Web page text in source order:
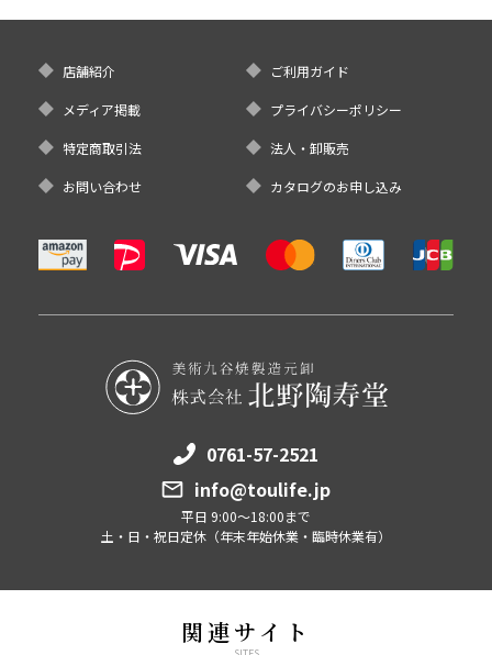
店舗紹介 ご利用ガイド
メディア掲載 プライバシーポリシー
特定商取引法 法人・卸販売
お問い合わせ カタログのお申し込み
0761-57-2521
info@toulife.jp
平日 9:00～18:00まで
土・日・祝日定休（年末年始休業・臨時休業有）
関連サイト